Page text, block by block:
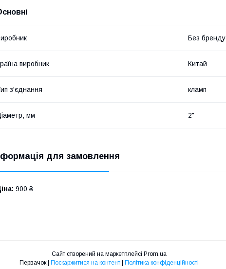
Без бренду
виробник Китай
з'єднання кламп
мм 2"
для замовлення
900 ₴
Сайт створений на маркетплейсі Prom.ua
Первачок | Поскаржитися на контент | Політика конфіденційності